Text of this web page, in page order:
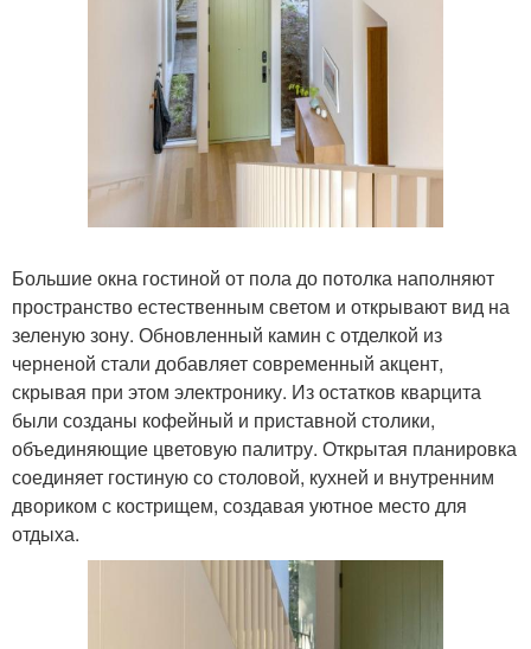
Большие окна гостиной от пола до потолка наполняют
пространство естественным светом и открывают вид на
зеленую зону. Обновленный камин с отделкой из
черненой стали добавляет современный акцент,
скрывая при этом электронику. Из остатков кварцита
были созданы кофейный и приставной столики,
объединяющие цветовую палитру. Открытая планировка
соединяет гостиную со столовой, кухней и внутренним
двориком с кострищем, создавая уютное место для
отдыха.